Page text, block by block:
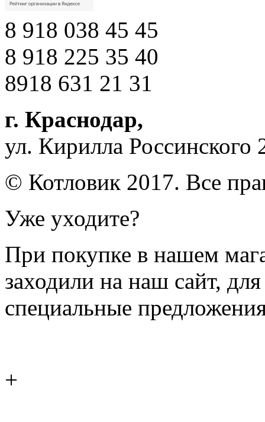
8 918 038 45 45
8 918 225 35 40
8918 631 21 31
г. Краснодар,
ул. Кирилла Россинского
© Котловик 2017. Все
Уже уходите?
При покупке в нашем
заходили на наш сайт,
специальные
+